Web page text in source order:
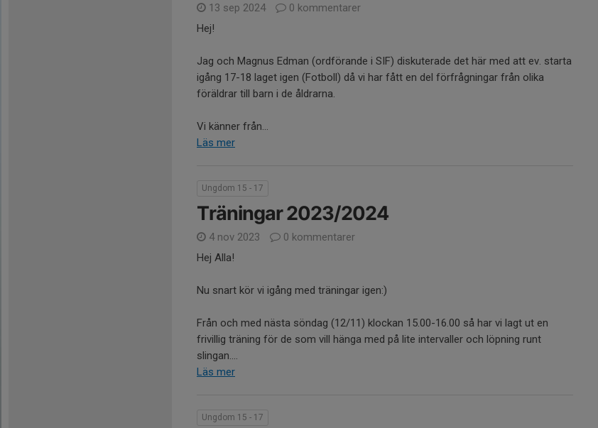
13 sep 2024
0 kommentarer
Hej!
Jag och Magnus Edman (ordförande i SIF) diskuterade det här med att ev. starta
igång 17-18 laget igen (Fotboll) då vi har fått en del förfrågningar från olika
föräldrar till barn i de åldrarna.
Vi känner från...
Läs mer
Ungdom 15 - 17
Träningar 2023/2024
4 nov 2023
0 kommentarer
Hej Alla!
Nu snart kör vi igång med träningar igen:)
Från och med nästa söndag (12/11) klockan 15.00-16.00 så har vi lagt ut en
frivillig träning för de som vill hänga med på lite intervaller och löpning runt
slingan....
Läs mer
Ungdom 15 - 17